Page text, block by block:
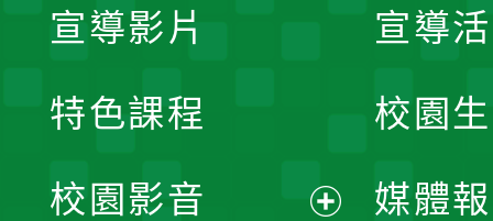
宣導
校園
媒體
宣導影片
特色課程
校園影音